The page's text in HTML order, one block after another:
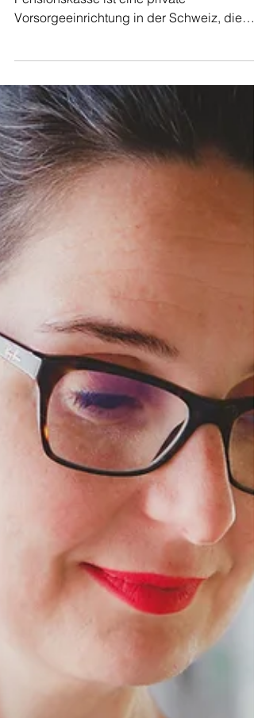
umfassender Leitfaden
Pensionskasse ist eine private
Vorsorgeeinrichtung in der Schweiz, die
dazu dient, die Altersvorsorge...